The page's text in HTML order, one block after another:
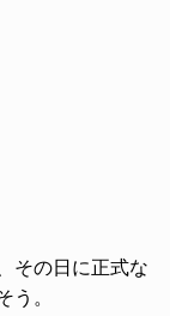
その日に正式な
う。